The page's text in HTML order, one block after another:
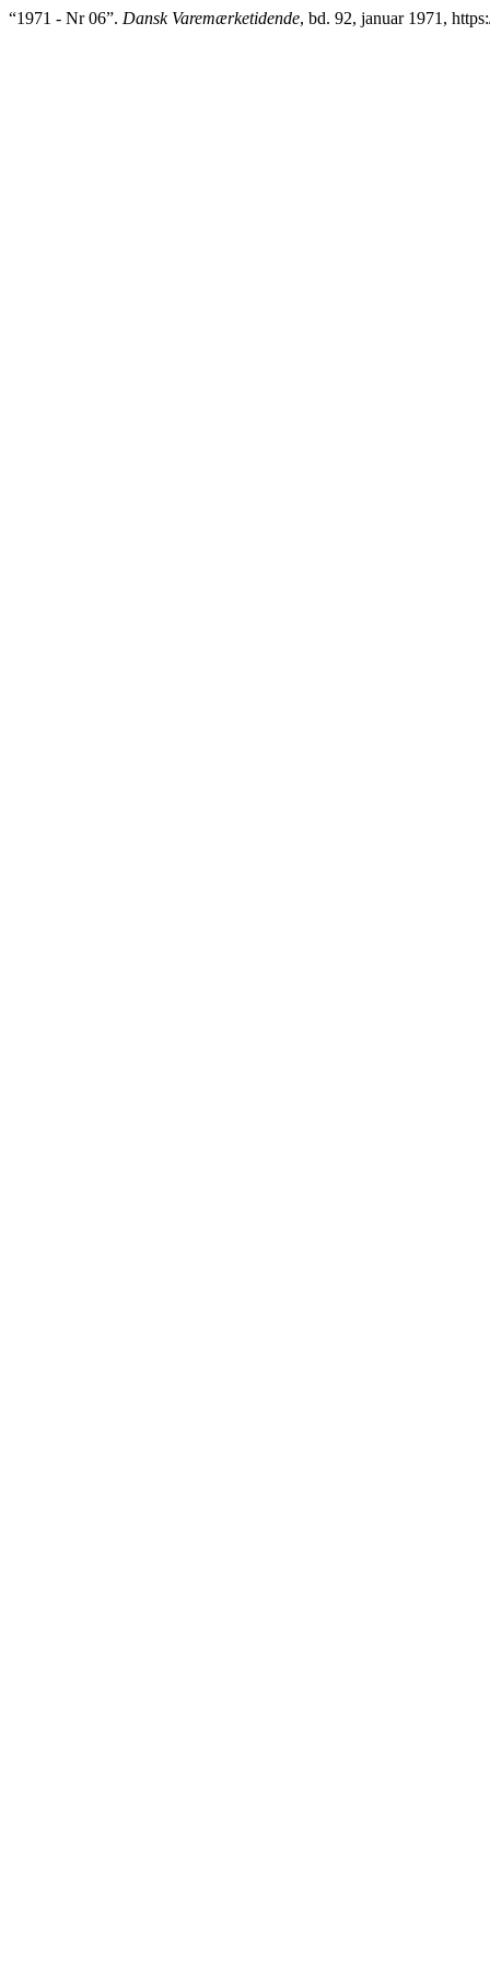
“1971 - Nr 06”. Dansk Varemærketidende, bd. 92, januar 1971,